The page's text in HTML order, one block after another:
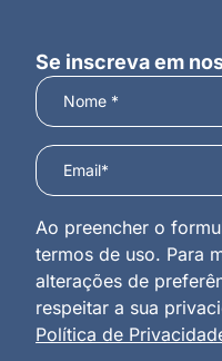
Se inscreva em
Ao preencher o
termos de uso. Para
alterações de
respeitar a sua
Política de